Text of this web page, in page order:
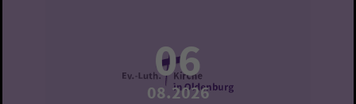
06
08.2026